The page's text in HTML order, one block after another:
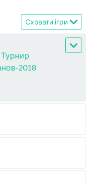
Сховати ігри
2018